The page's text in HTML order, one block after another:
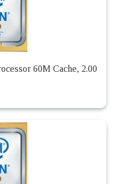
60M Cache, 2.00